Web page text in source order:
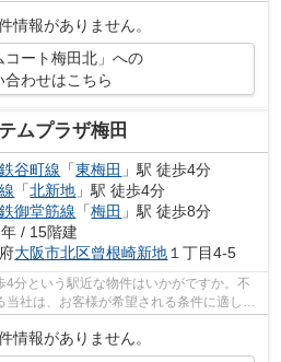
情報がありません。
コート梅田北」への
合わせはこちら
ムプラザ梅田
谷町線 「東梅田 」駅 徒歩4分
「北新地 」駅 徒歩4分
御堂筋線 「梅田 」駅 徒歩8分
/ 15階建
大阪市北区曾根崎新地 １丁目4-5
分という駅近な物件はいかがですか。不
社は、お客様が希望される条件に適した
はメー...
情報がありません。